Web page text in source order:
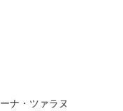
ナ・ツァラヌ